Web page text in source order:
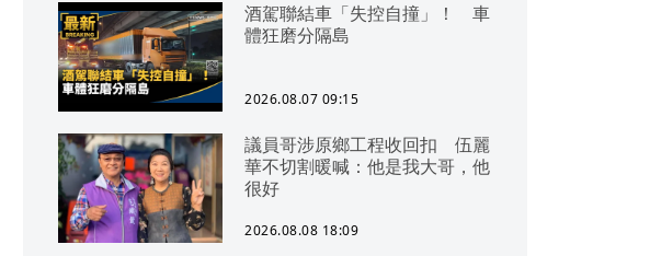
酒駕聯結車「失控自撞」！ 車
體狂磨分隔島
2026.08.07 09:15
議員哥涉原鄉工程收回扣 伍麗
華不切割暖喊：他是我大哥，他
很好
2026.08.08 18:09